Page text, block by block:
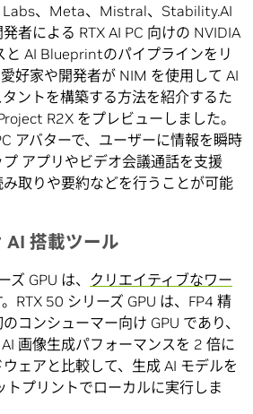
Labs、Meta、Mistral、Stability.AI
者による RTX AI PC 向けの NVIDIA
と AI Blueprintのパイプラインをリ
好家や開発者が NIM を使用して AI
ントを構築する方法を紹介するた
R2X をプレビューしました。
アバターで、ユーザーに情報を瞬時
アプリやビデオ会議通話を支援
取りや要約などを行うことが可能
AI 搭載ツール
ズ GPU は、 クリエイティブなワー
。RTX 50 シリーズ GPU は、FP4 精
コンシューマー向け GPU であり、
画像生成パフォーマンスを 2 倍に
ェアと比較して、生成 AI モデルを
トプリントでローカルに実行しま